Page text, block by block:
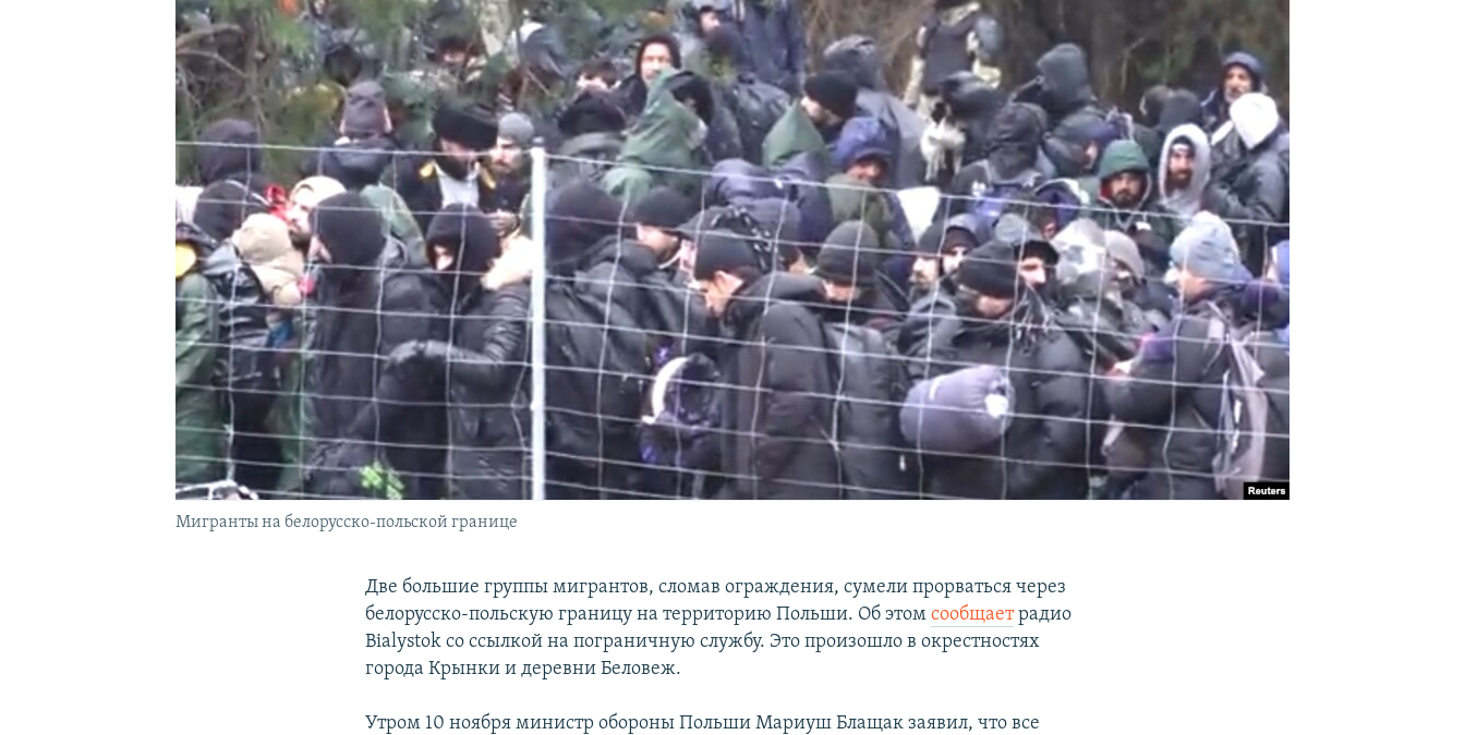
Мигранты на белорусско-польской границе
Две большие группы мигрантов, сломав ограждения, сумели прорваться через
белорусско-польскую границу на территорию Польши. Об этомсообщаетрадио
Bialystok со ссылкой на пограничную службу. Это произошло в окрестностях
города Крынки и деревни Беловеж.
Утром 10 ноября министр обороны Польши Мариуш Блащак заявил, что все